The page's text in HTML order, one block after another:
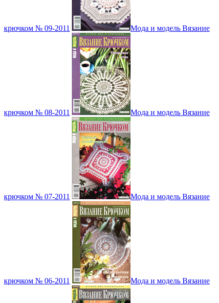
крючком № 09-2011 Мода и модель Вязание
крючком № 08-2011 Мода и модель Вязание
крючком № 07-2011 Мода и модель Вязание
крючком № 06-2011 Мода и модель Вязание